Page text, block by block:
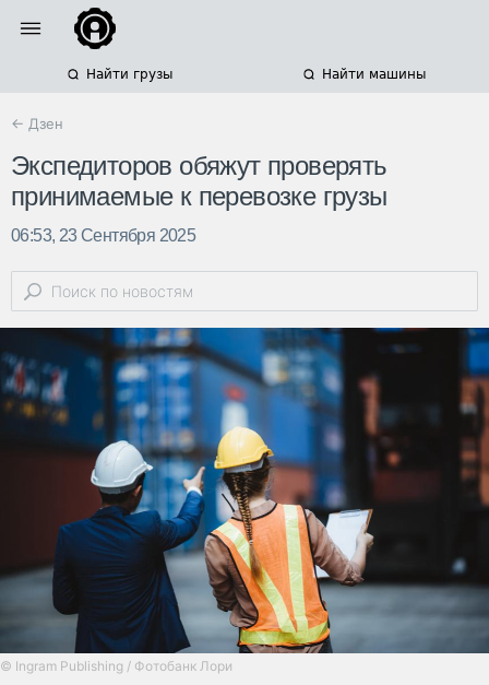
Найти грузы Найти машины
← Дзен
Экспедиторов обяжут проверять
принимаемые к перевозке грузы
06:53, 23 Сентября 2025
© Ingram Publishing / Фотобанк Лори